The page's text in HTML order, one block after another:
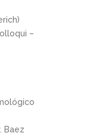
–
Baez